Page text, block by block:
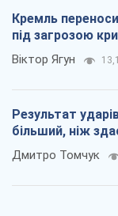
Кремль
під загрозою
Віктор Ягун
Результат
більший, ніж
Дмитро Томчук